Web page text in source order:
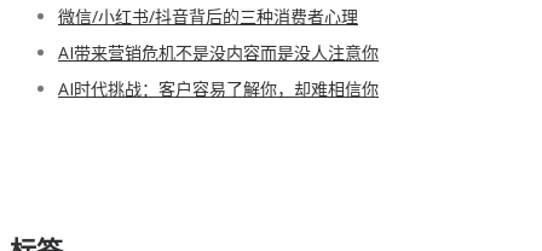
微信/小红书/抖音背后的三种消费者心理
AI带来营销危机不是没内容而是没人注意你
AI时代挑战：客户容易了解你，却难相信你